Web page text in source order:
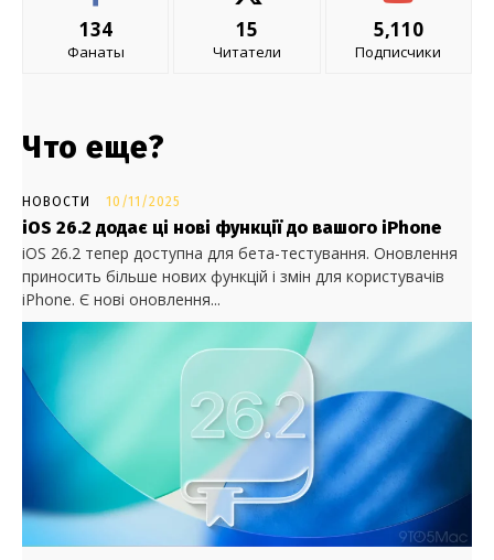
134
Фанаты
15
Читатели
5,110
Подписчики
Что еще?
НОВОСТИ 10/11/2025
iOS 26.2 додає ці нові функції до вашого iPhone
iOS 26.2 тепер доступна для бета-тестування. Оновлення
приносить більше нових функцій і змін для користувачів
iPhone. Є нові оновлення...